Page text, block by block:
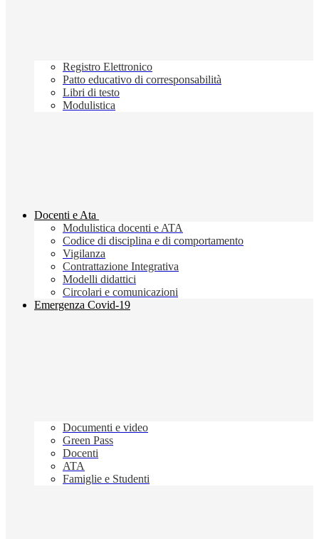
Registro Elettronico
Patto educativo di corresponsabilità
Libri di testo
Modulistica
Docenti e Ata
Modulistica docenti e ATA
Codice di disciplina e di comportamento
Vigilanza
Contrattazione Integrativa
Modelli didattici
Circolari e comunicazioni
Emergenza Covid-19
Documenti e video
Green Pass
Docenti
ATA
Famiglie e Studenti